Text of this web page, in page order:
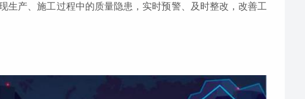
产、施工过程中的质量隐患，实时预警、及时整改，改善工